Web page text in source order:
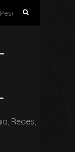
Pesquisar
Redes,